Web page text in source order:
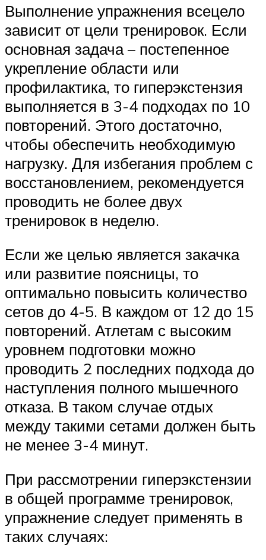
Выполнение упражнения всецело
зависит от цели тренировок. Если
основная задача – постепенное
укрепление области или
профилактика, то гиперэкстензия
выполняется в 3-4 подходах по 10
повторений. Этого достаточно,
чтобы обеспечить необходимую
нагрузку. Для избегания проблем с
восстановлением, рекомендуется
проводить не более двух
тренировок в неделю.
Если же целью является закачка
или развитие поясницы, то
оптимально повысить количество
сетов до 4-5. В каждом от 12 до 15
повторений. Атлетам с высоким
уровнем подготовки можно
проводить 2 последних подхода до
наступления полного мышечного
отказа. В таком случае отдых
между такими сетами должен быть
не менее 3-4 минут.
При рассмотрении гиперэкстензии
в общей программе тренировок,
упражнение следует применять в
таких случаях: